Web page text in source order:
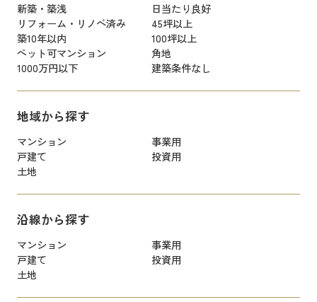
新築・築浅
日当たり良好
リフォーム・リノベ済み
45坪以上
築10年以内
100坪以上
ペット可マンション
角地
1000万円以下
建築条件なし
地域から探す
マンション
事業用
戸建て
投資用
土地
沿線から探す
マンション
事業用
戸建て
投資用
土地